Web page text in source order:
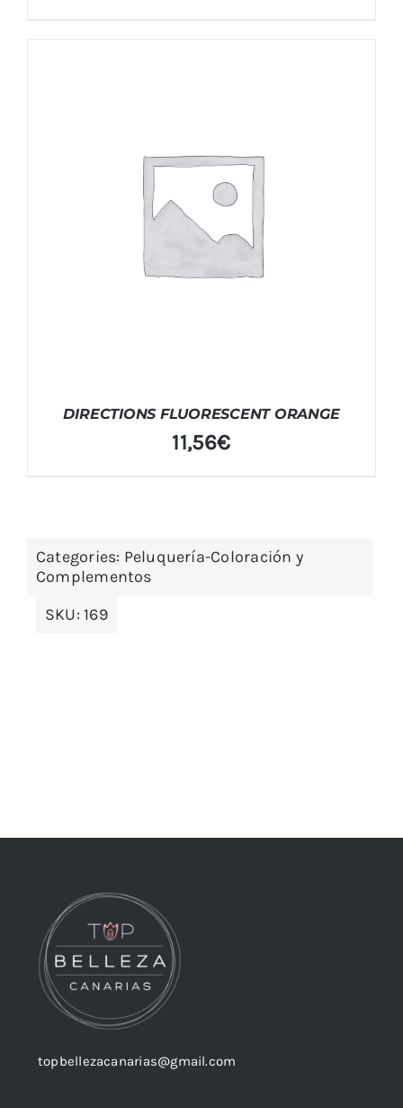
DIRECTIONS FLUORESCENT ORANGE
11,56€
Categories: Peluquería-Coloración y
Complementos
SKU:169
topbellezacanarias@gmail.com